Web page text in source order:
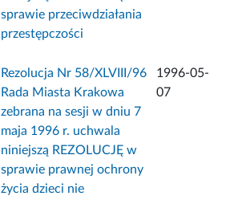
sprawie przeciwdziałania
przestępczości
Rezolucja Nr 58/XLVIII/96
Rada Miasta Krakowa
zebrana na sesji w dniu 7
maja 1996 r. uchwala
niniejszą REZOLUCJĘ w
sprawie prawnej ochrony
życia dzieci nie
1996-05-
07